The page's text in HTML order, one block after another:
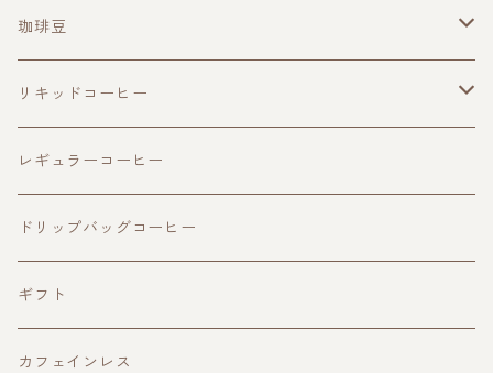
珈琲豆
その他
珈琲豆
ブレンド
ビター
フルーティ
シングルオリジン
ビター
フルーティ
浅煎り
中煎り
中深煎り
リキッドコーヒー
アイスコーヒー
カフェオレベース
レギュラーコーヒー
ドリップバッグコーヒー
ギフト
カフェインレス